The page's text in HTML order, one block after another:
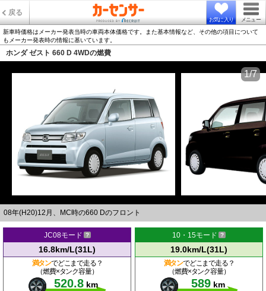
戻る
お気に入り メニュー
新車時価格はメーカー発表当時の車両本体価格です。また基本情報など、その他の項目について
もメーカー発表時の情報に基いています。
ホンダ ゼスト 660 D 4WDの燃費
08年(H20)12月、MC時の660 Dのフロント
1/7
JC08モード
16.8km/L(31L)
満タンでどこまで走る？
（燃費×タンク容量）
520.8 km
10・15モード
19.0km/L(31L)
満タンでどこまで走る？
（燃費×タンク容量）
589 km